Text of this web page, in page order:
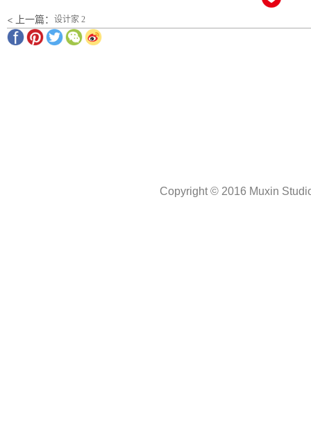
< 上一篇： 设计家 2
Copyright © 2016 Muxin